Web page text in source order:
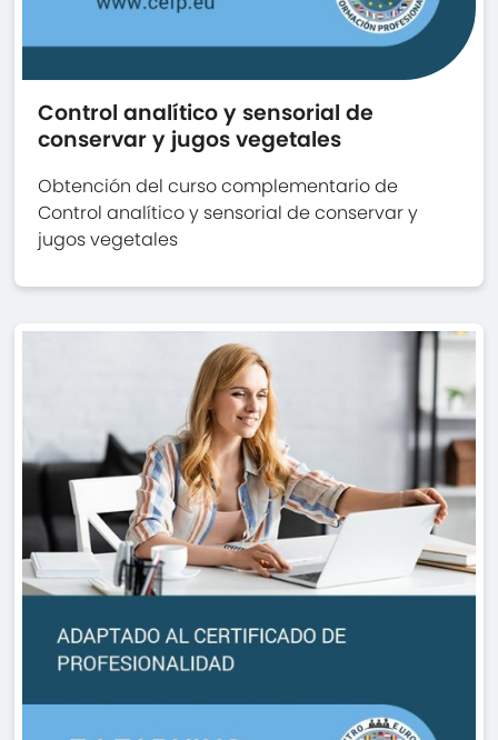
Control analítico y sensorial de
conservar y jugos vegetales
Obtención del curso complementario de
Control analítico y sensorial de conservar y
jugos vegetales